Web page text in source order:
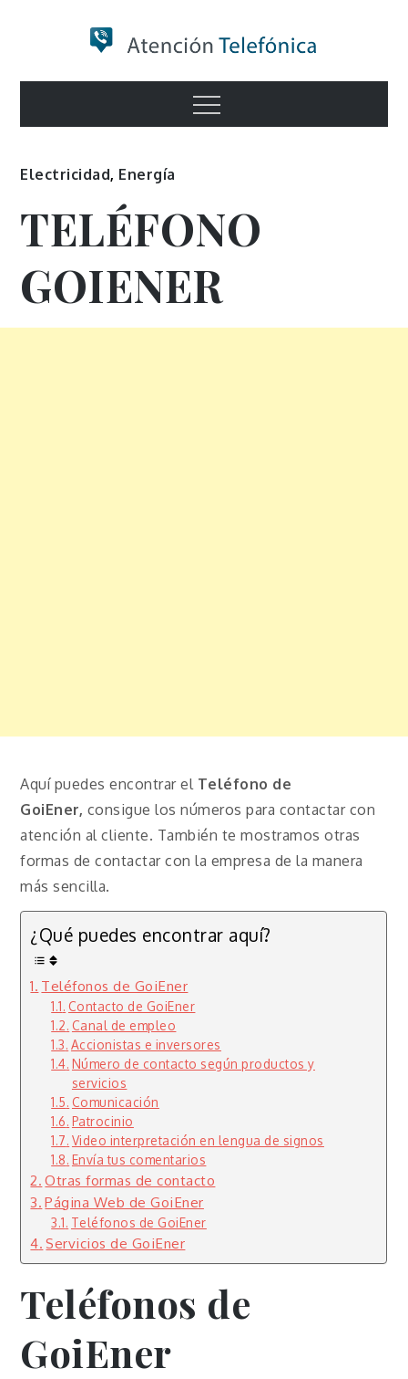
Numero de
Información
Menu
Electricidad, Energía
TELÉFONO
GOIENER
Aquí puedes encontrar el Teléfono de
GoiEner, consigue los números para contactar con
atención al cliente. También te mostramos otras
formas de contactar con la empresa de la manera
más sencilla.
¿Qué puedes encontrar aquí?
Teléfonos de GoiEner
Contacto de GoiEner
Canal de empleo
Accionistas e inversores
Número de contacto según productos y
servicios
Comunicación
Patrocinio
Video interpretación en lengua de signos
Envía tus comentarios
Otras formas de contacto
Página Web de GoiEner
Teléfonos de GoiEner
Servicios de GoiEner
Teléfonos de
GoiEner